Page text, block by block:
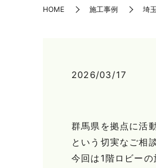
HOME 施工事例 埼
2026/03/17
群馬県を拠点に活
という切実なご相
今回は1階ロビー